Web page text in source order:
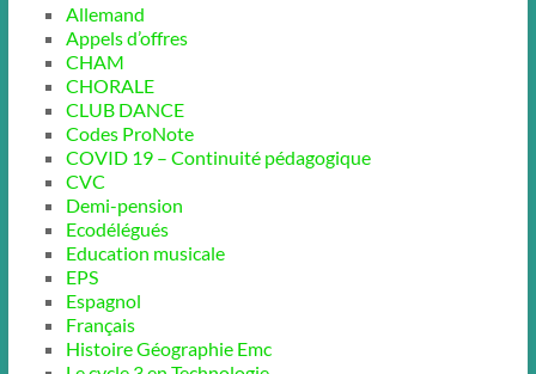
Allemand
Appels d’offres
CHAM
CHORALE
CLUB DANCE
Codes ProNote
COVID 19 – Continuité pédagogique
CVC
Demi-pension
Ecodélégués
Education musicale
EPS
Espagnol
Français
Histoire Géographie Emc